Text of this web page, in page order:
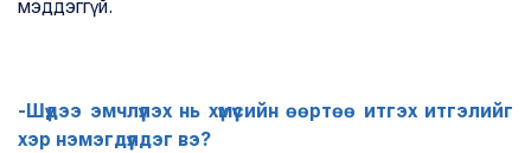
мэддэггүй.
-Шүдээ эмчлүүлэх нь хүмүүсийн өөртөө итгэх итгэлийг
хэр нэмэгдүүлдэг вэ?